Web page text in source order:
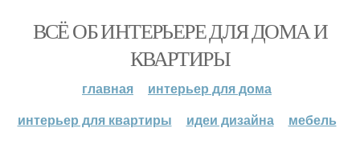
ВСЁ ОБ ИНТЕРЬЕРЕ ДЛЯ ДОМА И
КВАРТИРЫ
главная
интерьер для дома
интерьер для квартиры
идеи дизайна мебель